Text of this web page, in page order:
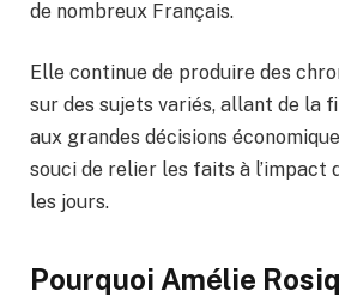
de nombreux Français.
Elle continue de produire des
sur des sujets variés, allant de la
aux grandes décisions
souci de relier les faits à l’impact
les jours.
Pourquoi Amélie